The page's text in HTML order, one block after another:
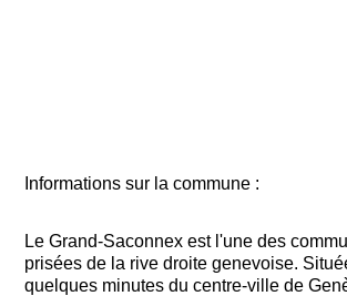
Informations sur la commune :
Le Grand-Saconnex est l'une des
prisées de la rive droite genevoise.
quelques minutes du centre-ville de